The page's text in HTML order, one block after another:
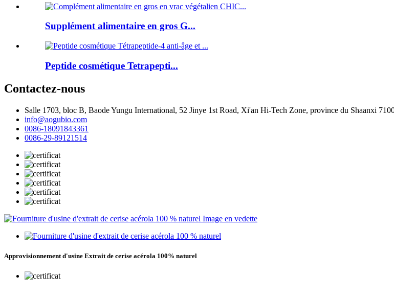
Supplément alimentaire en gros G...
Peptide cosmétique Tetrapepti...
Contactez-nous
Salle 1703, bloc B, Baode Yungu International, 52 Jinye 1st Road, Xi'an Hi-Tech Zone, province du Shaanxi
info@aogubio.com
0086-18091843361
0086-29-89121514
Approvisionnement d'usine Extrait de cerise acérola 100% naturel